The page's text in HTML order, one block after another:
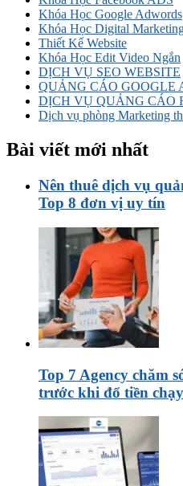
Khóa Học Google Adwords
Khóa Học Digital
Thiết Kế Website
Khóa Học Edit Video Ngắn
DỊCH VỤ SEO WEBSITE
QUẢNG CÁO GOOGLE
DỊCH VỤ QUẢNG CÁO
Dịch vụ phòng Marketing
Bài viết mới nhất
Nên thuê dịch vụ
Top 8 đơn vị uy tín
Top 7 Agency chăm
trước khi đổ tiền